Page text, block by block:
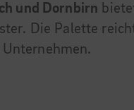
und Dornbirn
Die Palette